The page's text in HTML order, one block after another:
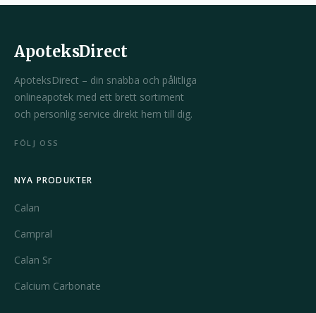
ApoteksDirect
ApoteksDirect – din snabba och pålitliga
onlineapotek med ett brett sortiment
och personlig service direkt hem till dig.
FÖLJ OSS
NYA PRODUKTER
Calan
Campral
Calan Sr
Calcium Carbonate